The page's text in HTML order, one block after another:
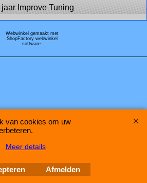
jaar Improve Tuning
Webwinkel gemaakt met
ShopFactory webwinkel
software.
van cookies om uw
Meer details
Afmelden